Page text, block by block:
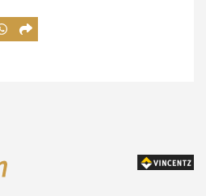
e
0